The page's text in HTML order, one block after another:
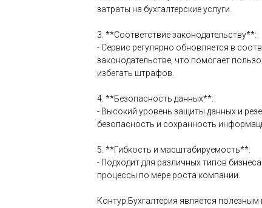
затраты на бухгалтерские услуги.
3. **Соответствие законодательству**:
- Сервис регулярно обновляется в
законодательстве, что помогает
избегать штрафов.
4. **Безопасность данных**:
- Высокий уровень защиты данных и
безопасность и сохранность
5. **Гибкость и масштабируемость**:
- Подходит для различных типов
процессы по мере роста компании.
Контур.Бухгалтерия является